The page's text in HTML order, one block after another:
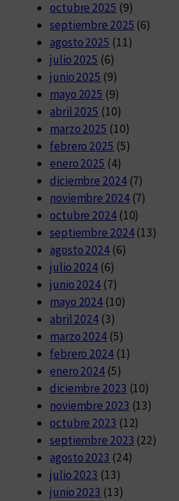
octubre 2025 (9)
septiembre 2025 (6)
agosto 2025 (11)
julio 2025 (6)
junio 2025 (9)
mayo 2025 (9)
abril 2025 (10)
marzo 2025 (10)
febrero 2025 (5)
enero 2025 (4)
diciembre 2024(7)
noviembre 2024(7)
octubre 2024(10)
septiembre 2024(13)
agosto 2024(6)
julio 2024 (6)
junio 2024 (7)
mayo 2024 (10)
abril 2024 (3)
marzo 2024 (5)
febrero 2024(1)
enero 2024 (5)
diciembre 2023 (10)
noviembre 2023 (13)
octubre 2023 (12)
septiembre 2023 (22)
agosto 2023 (24)
julio 2023 (13)
junio 2023 (13)